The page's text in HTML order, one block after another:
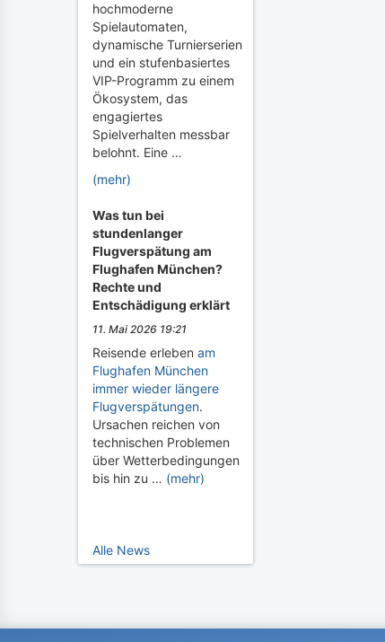
hochmoderne
Spielautomaten,
dynamische Turnierserien
und ein stufenbasiertes
VIP-Programm zu einem
Ökosystem, das
engagiertes
Spielverhalten messbar
belohnt. Eine …
(mehr)
Was tun bei
stundenlanger
Flugverspätung am
Flughafen München?
Rechte und
Entschädigung erklärt
11. Mai 2026 19:21
Reisende erleben am
Flughafen München
immer wieder längere
Flugverspätungen.
Ursachen reichen von
technischen Problemen
über Wetterbedingungen
bis hin zu … (mehr)
Alle News